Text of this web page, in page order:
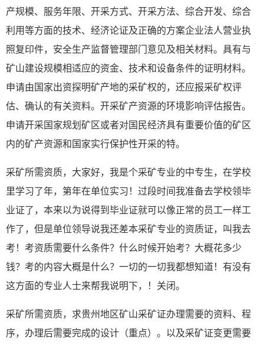
产规模、服务年限、开采方式、开采方法、综合开发、综合
利用等方面的技术、经济论证及正确的方案企业法人营业执
照复印件，安全生产监督管理部门意见及相关材料。具有与
矿山建设规模相适应的资金、技术和设备条件的证明材料。
申请由国家出资探明矿产地的采矿权的，还应报采矿权评
估、确认的有关资料。开采矿产资源的环境影响评估报告。
申请开采国家规划矿区或者对国民经济具有重要价值的矿区
内的矿产资源和国家实行保护性开采的特。
采矿所需资质，大家好，我是个采矿专业的中专生，在学校
里学习了年，第年在单位实习！过段时间我准备去学校领毕
业证了，本来以为说得到毕业证就可以像正常的员工一样工
作了，但是单位领导说我还差本采矿专业的资质证，叫我去
考！考资质需要什么条件？什么时候开始考？大概花多少
钱？考的内容大概是什么？一切的一切我都想知道！有没有
这方面的专业人士来帮我说明下，！关闭。
采矿所需资质，求贵州地区矿山采矿证办理需要的资料、程
序，办理后需要完成的设计（重点）。以及采矿证变更需要